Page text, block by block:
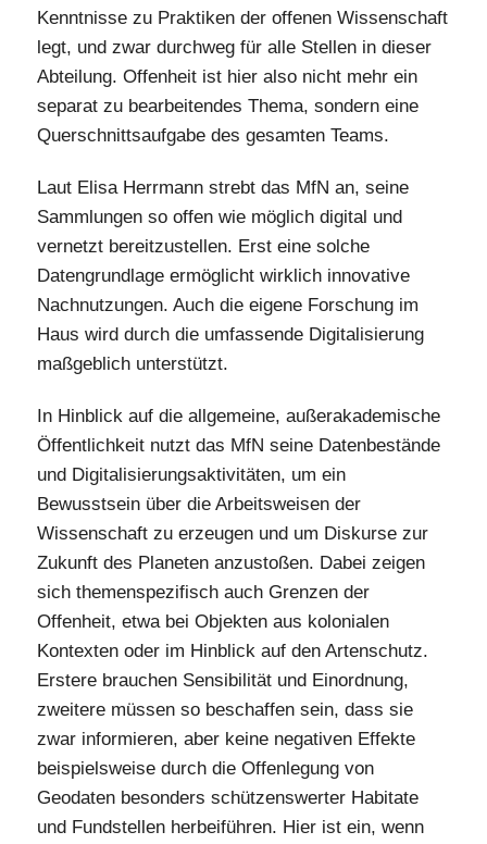
Kenntnisse zu Praktiken der offenen Wissenschaft
legt, und zwar durchweg für alle Stellen in dieser
Abteilung. Offenheit ist hier also nicht mehr ein
separat zu bearbeitendes Thema, sondern eine
Querschnittsaufgabe des gesamten Teams.
Laut Elisa Herrmann strebt das MfN an, seine
Sammlungen so offen wie möglich digital und
vernetzt bereitzustellen. Erst eine solche
Datengrundlage ermöglicht wirklich innovative
Nachnutzungen. Auch die eigene Forschung im
Haus wird durch die umfassende Digitalisierung
maßgeblich unterstützt.
In Hinblick auf die allgemeine, außerakademische
Öffentlichkeit nutzt das MfN seine Datenbestände
und Digitalisierungsaktivitäten, um ein
Bewusstsein über die Arbeitsweisen der
Wissenschaft zu erzeugen und um Diskurse zur
Zukunft des Planeten anzustoßen. Dabei zeigen
sich themenspezifisch auch Grenzen der
Offenheit, etwa bei Objekten aus kolonialen
Kontexten oder im Hinblick auf den Artenschutz.
Erstere brauchen Sensibilität und Einordnung,
zweitere müssen so beschaffen sein, dass sie
zwar informieren, aber keine negativen Effekte
beispielsweise durch die Offenlegung von
Geodaten besonders schützenswerter Habitate
und Fundstellen herbeiführen. Hier ist ein, wenn